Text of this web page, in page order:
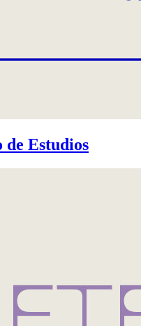
de Estudios